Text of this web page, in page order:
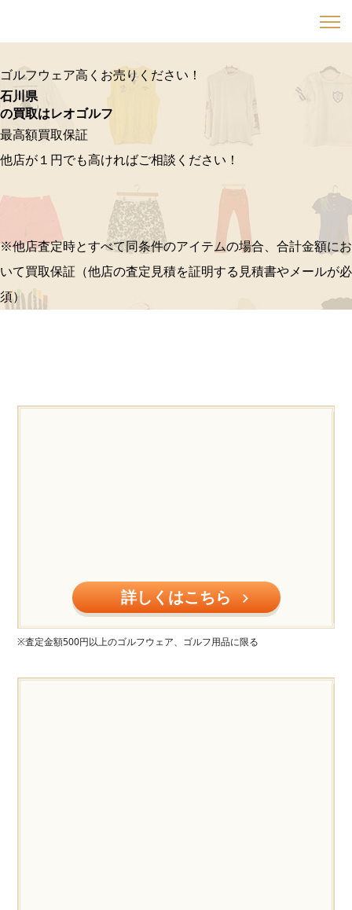
ゴルフウェア高くお売りください！
石川県
の買取はレオゴルフ
最高額買取保証
他店が１円でも高ければご相談ください！
※他店査定時とすべて同条件のアイテムの場合、合計金額にお
いて買取保証（他店の査定見積を証明する見積書やメールが必
須）
詳しくはこちら
※査定金額500円以上のゴルフウェア、ゴルフ用品に限る